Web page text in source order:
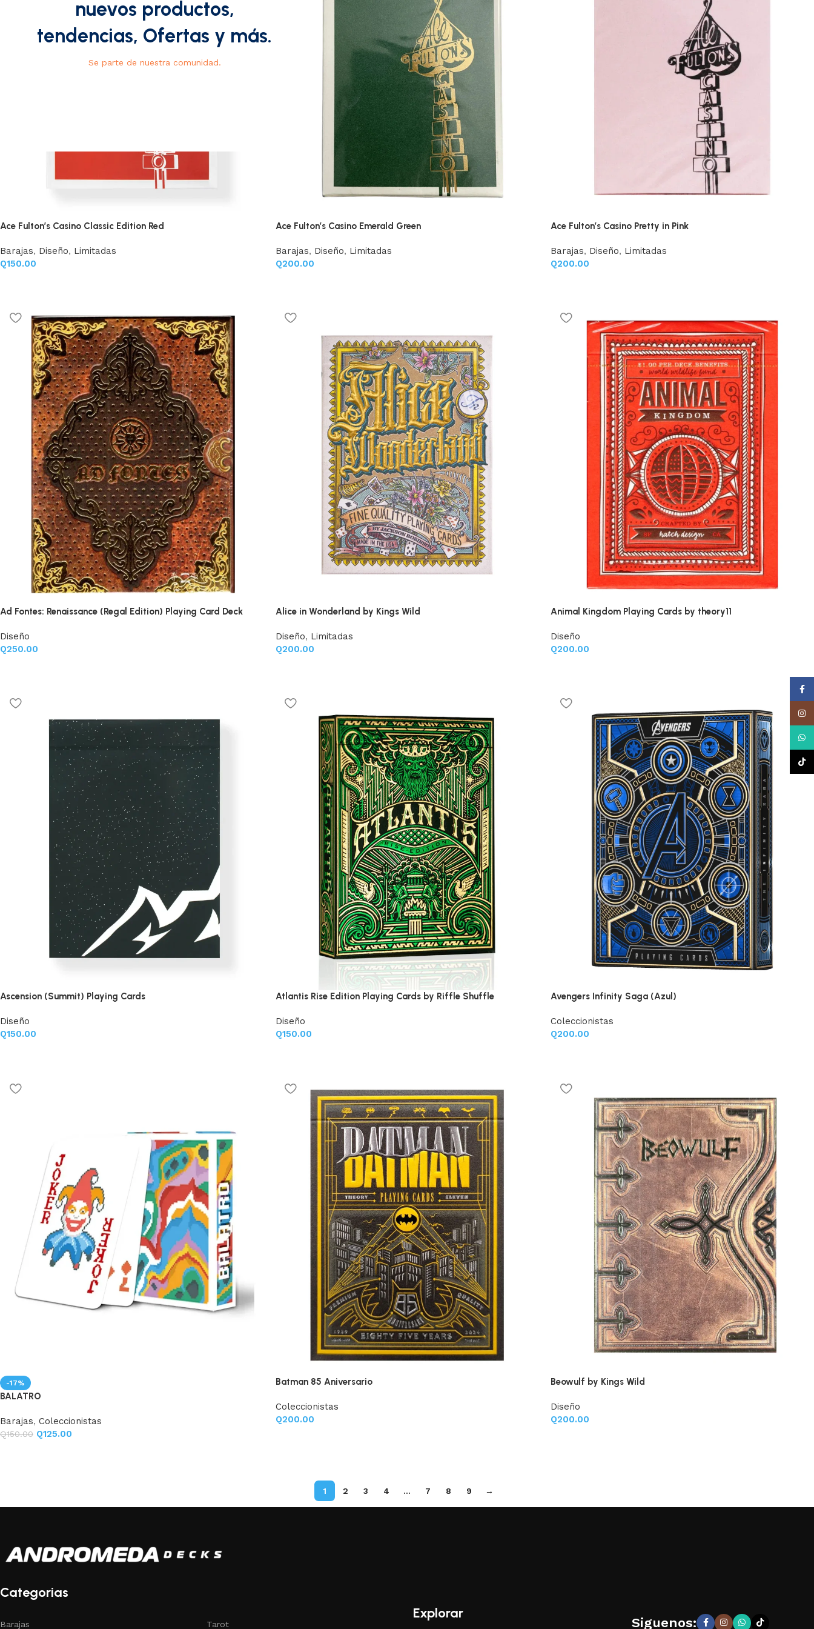
nuevos productos,
tendencias, Ofertas y más.
Se parte de nuestra comunidad.
Ace Fulton’s Casino Classic Edition Red
Barajas, Diseño, Limitadas
Q150.00
Ace Fulton’s Casino Emerald Green
Barajas, Diseño, Limitadas
Q200.00
Ace Fulton’s Casino Pretty in Pink
Barajas, Diseño, Limitadas
Q200.00
Ad Fontes: Renaissance (Regal Edition) Playing Card Deck
Diseño
Q250.00
Alice in Wonderland by Kings Wild
Diseño, Limitadas
Q200.00
Animal Kingdom Playing Cards by theory11
Diseño
Q200.00
Ascension (Summit) Playing Cards
Diseño
Q150.00
Atlantis Rise Edition Playing Cards by Riffle Shuffle
Diseño
Q150.00
Avengers Infinity Saga (Azul)
Coleccionistas
Q200.00
-17%
BALATRO
Barajas, Coleccionistas
Q150.00 Q125.00
Batman 85 Aniversario
Coleccionistas
Q200.00
Beowulf by Kings Wild
Diseño
Q200.00
1 2 3 4 … 7 8 9 →
Categorias
Barajas Tarot
Explorar
Siguenos: